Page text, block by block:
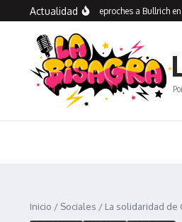
Saltar al contenido
Actualidad
Lynch y reproches a Bullrich en el chat
Inicio / Sociales / La solidaridad de